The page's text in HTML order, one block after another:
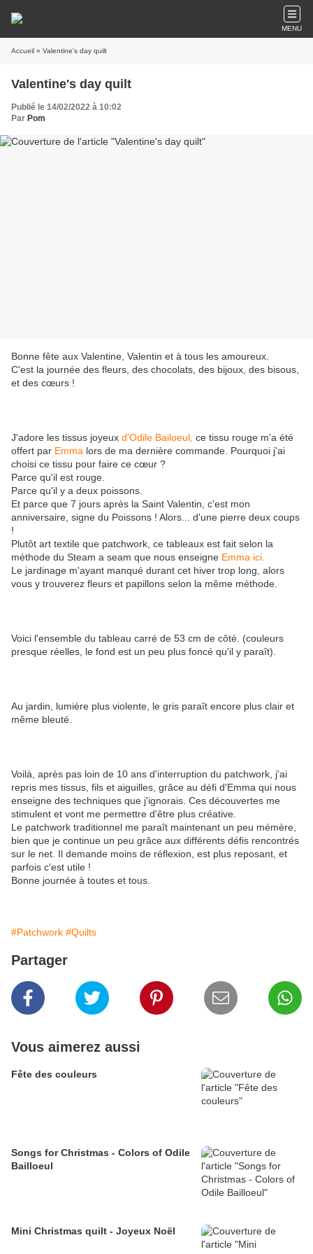
MENU
Accueil » Valentine's day quilt
Valentine's day quilt
Publié le 14/02/2022 à 10:02
Par Pom
Bonne fête aux Valentine, Valentin et à tous les amoureux.
C'est la journée des fleurs, des chocolats, des bijoux, des bisous,
et des cœurs !
J'adore les tissus joyeux d'Odile Bailoeul, ce tissu rouge m'a été
offert par Emma lors de ma dernière commande. Pourquoi j'ai
choisi ce tissu pour faire ce cœur ?
Parce qu'il est rouge.
Parce qu'il y a deux poissons.
Et parce que 7 jours après la Saint Valentin, c'est mon
anniversaire, signe du Poissons ! Alors... d'une pierre deux coups
!
Plutôt art textile que patchwork, ce tableaux est fait selon la
méthode du Steam a seam que nous enseigne Emma ici.
Le jardinage m'ayant manqué durant cet hiver trop long, alors
vous y trouverez fleurs et papillons selon la même méthode.
Voici l'ensemble du tableau carré de 53 cm de côté. (couleurs
presque réelles, le fond est un peu plus foncé qu'il y paraît).
Au jardin, lumière plus violente, le gris paraît encore plus clair et
même bleuté.
Voilà, après pas loin de 10 ans d'interruption du patchwork, j'ai
repris mes tissus, fils et aiguilles, grâce au défi d'Emma qui nous
enseigne des techniques que j'ignorais. Ces découvertes me
stimulent et vont me permettre d'être plus créative.
Le patchwork traditionnel me paraît maintenant un peu mémère,
bien que je continue un peu grâce aux différents défis rencontrés
sur le net. Il demande moins de réflexion, est plus reposant, et
parfois c'est utile !
Bonne journée à toutes et tous.
#Patchwork #Quilts
Partager
Vous aimerez aussi
Fête des couleurs
Songs for Christmas - Colors of Odile
Bailloeul
Mini Christmas quilt - Joyeux Noël